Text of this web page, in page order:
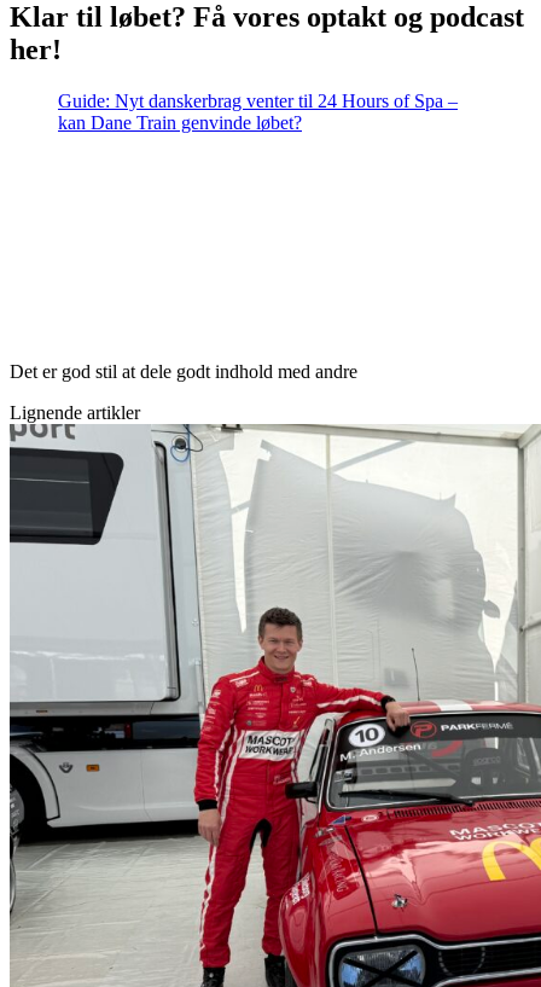
Klar til løbet? Få vores optakt og podcast
her!
Guide: Nyt danskerbrag venter til 24 Hours of Spa –
kan Dane Train genvinde løbet?
Det er god stil at dele godt indhold med andre
Lignende artikler